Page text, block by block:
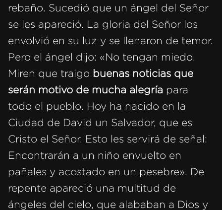
rebaño. Sucedió que un ángel del Señor
se les apareció. La gloria del Señor los
envolvió en su luz y se llenaron de temor.
Pero el ángel dijo: «No tengan miedo.
Miren que traigo buenas noticias que
serán motivo de mucha alegría para
todo el pueblo. Hoy ha nacido en la
Ciudad de David un Salvador, que es
Cristo el Señor. Esto les servirá de señal:
Encontrarán a un niño envuelto en
pañales y acostado en un pesebre». De
repente apareció una multitud de
ángeles del cielo, que alababan a Dios y